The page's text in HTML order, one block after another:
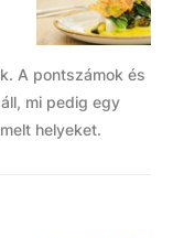
A pontszámok és
mi pedig egy
helyeket.